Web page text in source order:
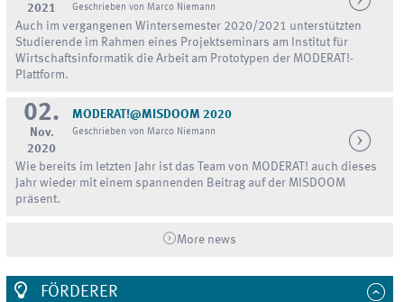
2021
Geschrieben von Marco Niemann
Auch im vergangenen Wintersemester 2020/2021 unterstützten
Studierende im Rahmen eines Projektseminars am Institut für
Wirtschaftsinformatik die Arbeit am Prototypen der MODERAT!-
Plattform.
02.
Nov.
2020
MODERAT!@MISDOOM 2020
Geschrieben von Marco Niemann
Wie bereits im letzten Jahr ist das Team von MODERAT! auch dieses
Jahr wieder mit einem spannenden Beitrag auf der MISDOOM
präsent.
More news
FÖRDERER